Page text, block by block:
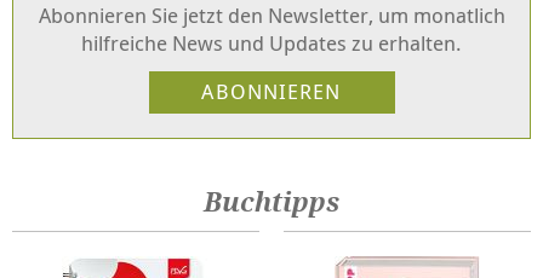
Abonnieren Sie jetzt den Newsletter, um monatlich
hilfreiche News und Updates zu erhalten.
Buchtipps